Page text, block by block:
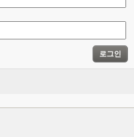
로그인